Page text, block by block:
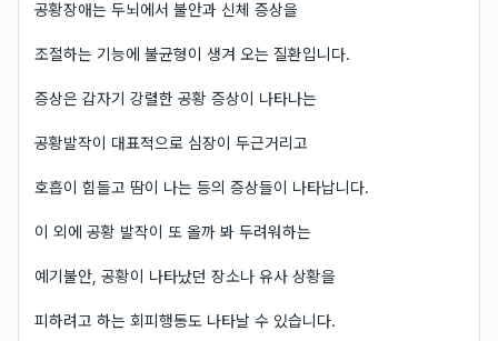
공황장애는 두뇌에서 불안과 신체 증상을
조절하는 기능에 불균형이 생겨 오는 질환입니다.
증상은 갑자기 강렬한 공황 증상이 나타나는
공황발작이 대표적으로 심장이 두근거리고
호흡이 힘들고 땀이 나는 등의 증상들이 나타납니다.
이 외에 공황 발작이 또 올까 봐 두려워하는
예기불안, 공황이 나타났던 장소나 유사 상황을
피하려고 하는 회피행동도 나타날 수 있습니다.